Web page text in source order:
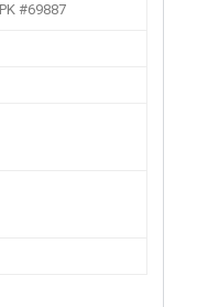
#69887